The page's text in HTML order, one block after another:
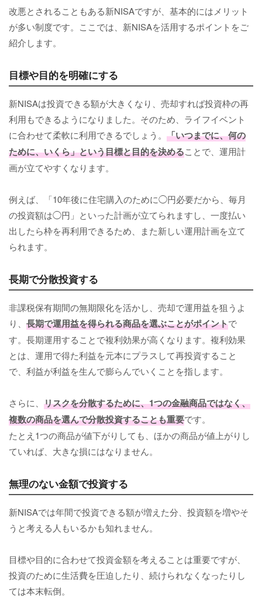
改悪とされることもある新NISAですが、基本的にはメリット
が多い制度です。ここでは、新NISAを活用するポイントをご
紹介します。
目標や目的を明確にする
新NISAは投資できる額が大きくなり、売却すれば投資枠の再
利用もできるようになりました。そのため、ライフイベント
に合わせて柔軟に利用できるでしょう。 「いつまでに、何の
ために、いくら」という目標と目的を決めることで、運用計
画が立てやすくなります。
例えば、「10年後に住宅購入のために◯円必要だから、毎月
の投資額は◯円」といった計画が立てられますし、一度払い
出したら枠を再利用できるため、また新しい運用計画を立て
られます。
長期で分散投資する
非課税保有期間の無期限化を活かし、売却で運用益を狙うよ
り、 長期で運用益を得られる商品を選ぶことがポイントで
す。長期運用することで複利効果が高くなります。複利効果
とは、運用で得た利益を元本にプラスして再投資すること
で、利益が利益を生んで膨らんでいくことを指します。
さらに、 リスクを分散するために、1つの金融商品ではなく、
複数の商品を選んで分散投資することも重要です。
たとえ1つの商品が値下がりしても、ほかの商品が値上がりし
ていれば、大きな損にはなりません。
無理のない金額で投資する
新NISAでは年間で投資できる額が増えた分、投資額を増やそ
うと考える人もいるかも知れません。
目標や目的に合わせて投資金額を考えることは重要ですが、
投資のために生活費を圧迫したり、続けられなくなったりし
ては本末転倒。